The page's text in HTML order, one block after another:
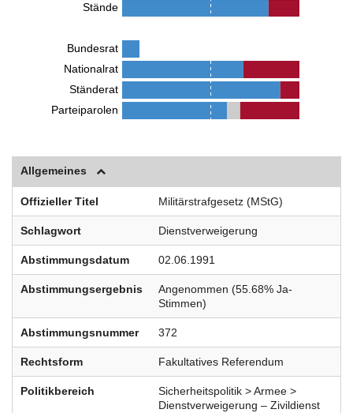
Stände
Bundesrat
Nationalrat
Ständerat
Parteiparolen
Allgemeines
Offizieller Titel Militärstrafgesetz (MStG)
Schlagwort Dienstverweigerung
Abstimmungsdatum 02.06.1991
Abstimmungsergebnis
Angenommen (55.68% Ja-
Stimmen)
Abstimmungsnummer 372
Rechtsform Fakultatives Referendum
Politikbereich
Sicherheitspolitik > Armee >
Dienstverweigerung – Zivildienst